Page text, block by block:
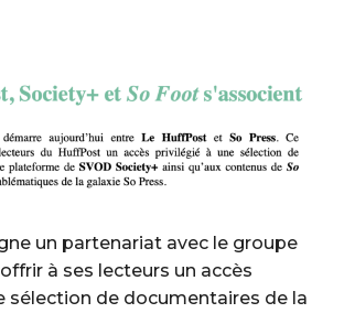
un partenariat avec le groupe
à ses lecteurs un accès
sélection de documentaires de la